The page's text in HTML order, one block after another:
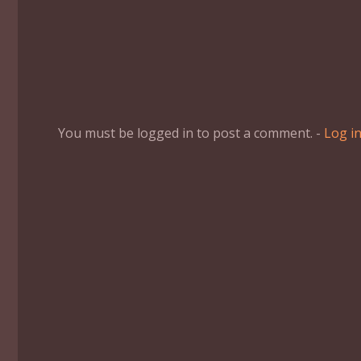
You must be logged in to post a comment. - Log in